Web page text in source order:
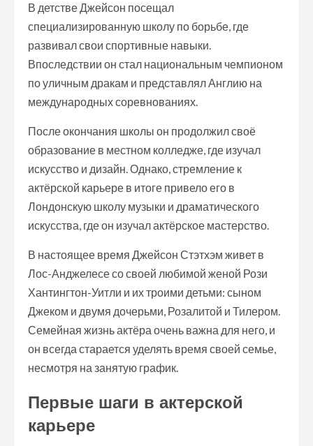
В детстве Джейсон посещал
специализированную школу по борьбе, где
развивал свои спортивные навыки.
Впоследствии он стал национальным чемпионом
по уличным дракам и представлял Англию на
международных соревнованиях.
После окончания школы он продолжил своё
образование в местном колледже, где изучал
искусство и дизайн. Однако, стремление к
актёрской карьере в итоге привело его в
Лондонскую школу музыки и драматического
искусства, где он изучал актёрское мастерство.
В настоящее время Джейсон Стэтхэм живет в
Лос-Анджелесе со своей любимой женой Рози
Хантингтон-Уитли и их троими детьми: сыном
Джеком и двумя дочерьми, Розалитой и Тилером.
Семейная жизнь актёра очень важна для него, и
он всегда старается уделять время своей семье,
несмотря на занятую график.
Первые шаги в актерской
карьере